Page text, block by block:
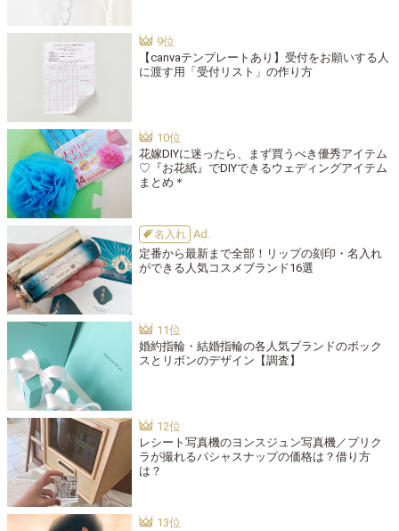
【canvaテンプレートあり】受付をお願いする人
に渡す用「受付リスト」の作り方
花嫁DIYに迷ったら、まず買うべき優秀アイテム
♡『お花紙』でDIYできるウェディングアイテム
まとめ＊
名入れ
定番から最新まで全部！リップの刻印・名入れ
ができる人気コスメブランド16選
婚約指輪・結婚指輪の各人気ブランドのボック
スとリボンのデザイン【調査】
レシート写真機のヨンスジュン写真機／プリク
ラが撮れるパシャスナップの価格は？借り方
は？